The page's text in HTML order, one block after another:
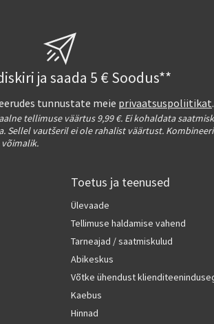
ja saada 5 € Soodus**
tunnustate meie privaatsuspoliitikat
tellimuse väärtus 9,99 €. Ei kohaldata
Sellel vautšeril ei ole rahalist väärtust.
Toetus ja teenused
Ülevaade
Tellimuse haldamise vahend
Tarneajad / saatmiskulud
Abikeskus
Võtke ühendust
Kaebus
Hinnad